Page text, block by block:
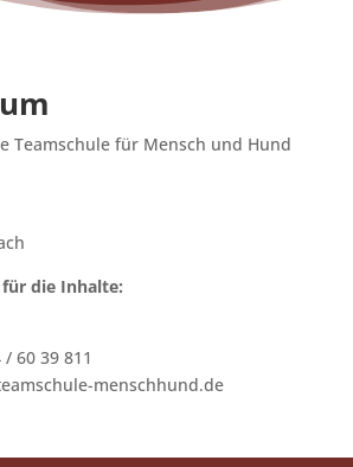
Teamschule für Mensch und Hund
die Inhalte:
60 39 811
menschhund.de